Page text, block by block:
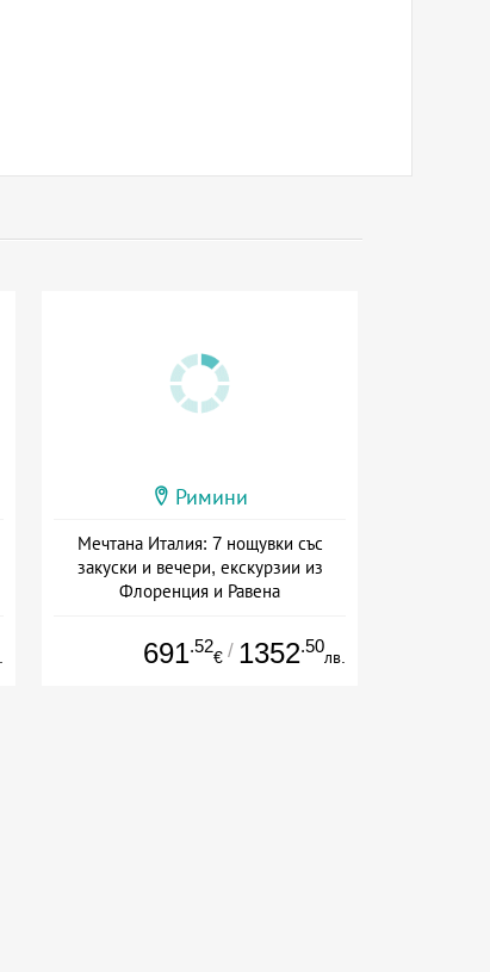
Римини
Мечтана Италия: 7 нощувки със
закуски и вечери, екскурзии из
Флоренция и Равена
691.52
€ / 1352.50
лв.